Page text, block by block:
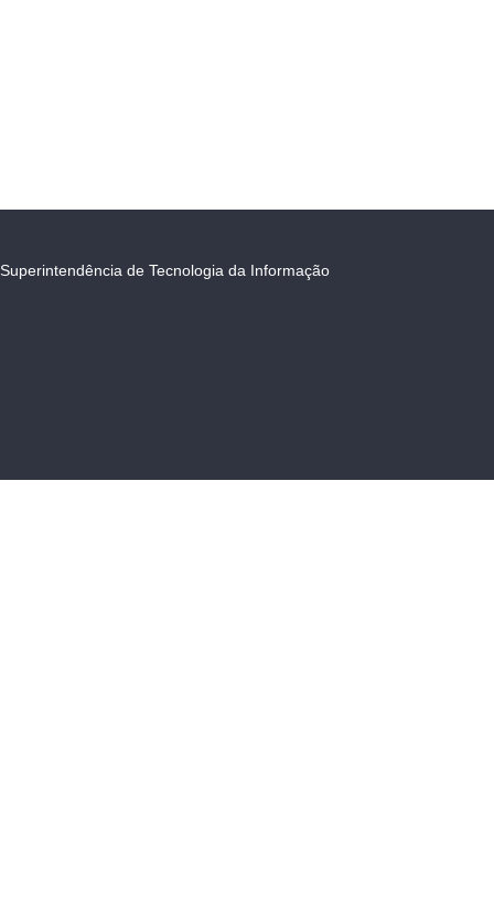
Superintendência de Tecnologia da Informação